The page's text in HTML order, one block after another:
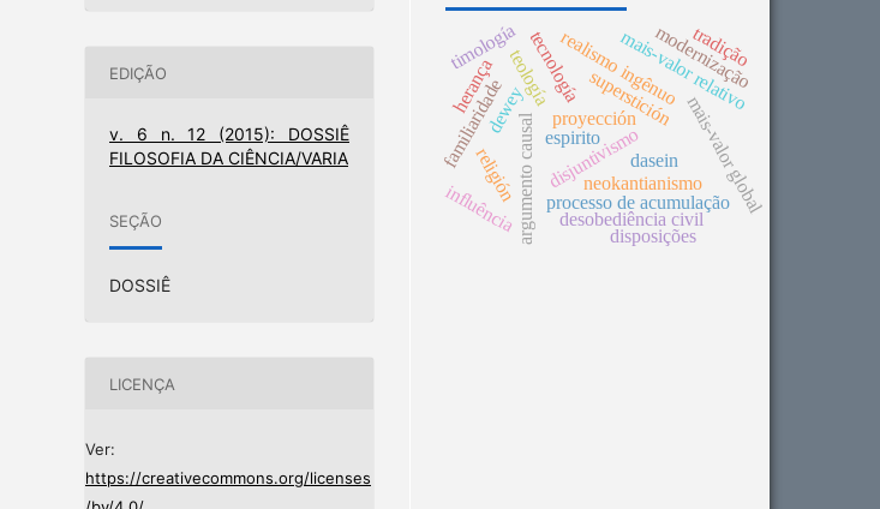
EDIÇÃO
v. 6 n. 12 (2015): DOSSIÊ
FILOSOFIA DA CIÊNCIA/VARIA
SEÇÃO
DOSSIÊ
LICENÇA
Ver:
https://creativecommons.org/licenses
argumento causal
superstición
proyección
processo de acumulação
mais-valor global
mais-valor relativo
disjuntivismo
religión
realismo ingênuo
tecnología
dewey
teología
espirito
influência
familiaridade
desobediência civil
neokantianismo
dasein
herança modernização
tradição
disposições
timología